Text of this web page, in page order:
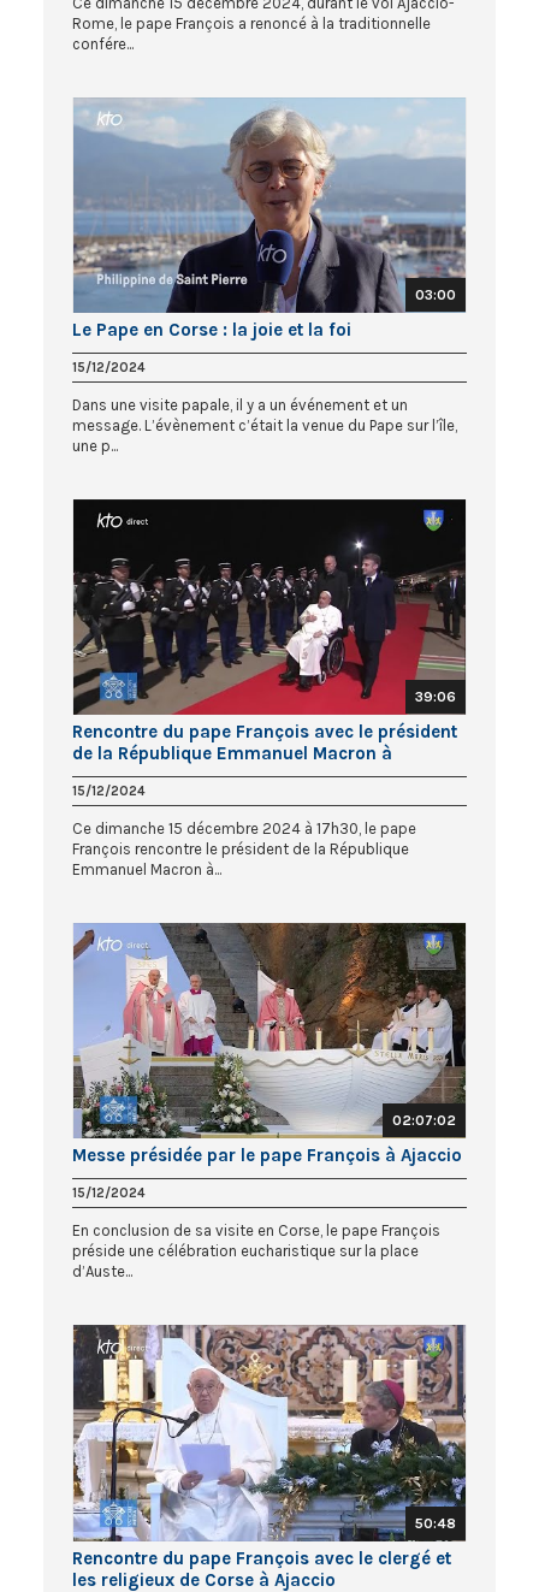
Rome, le pape François a renoncé à la traditionnelle
confére...
03:00
Le Pape en Corse : la joie et la foi
15/12/2024
Dans une visite papale, il y a un événement et un
message. L’évènement c’était la venue du Pape sur l’île,
une p...
39:06
Rencontre du pape François avec le président
de la République Emmanuel Macron à
l’aéroport d’Ajaccio
15/12/2024
Ce dimanche 15 décembre 2024 à 17h30, le pape
François rencontre le président de la République
Emmanuel Macron à...
02:07:02
Messe présidée par le pape François à Ajaccio
15/12/2024
En conclusion de sa visite en Corse, le pape François
préside une célébration eucharistique sur la place
d’Auste...
50:48
Rencontre du pape François avec le clergé et
les religieux de Corse à Ajaccio